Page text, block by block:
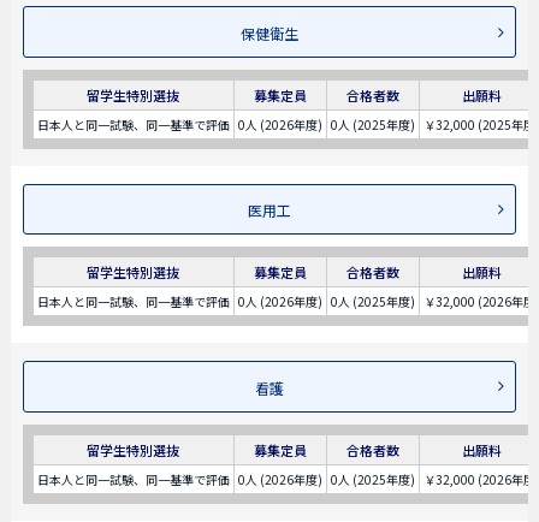
保健衛生
留学生特別選抜 募集定員 合格者数 出願料
日本人と同一試験、同一基準で評価 0人 (2026年度) 0人 (2025年度) ￥32,000 (2025年度)
医用工
留学生特別選抜 募集定員 合格者数 出願料
日本人と同一試験、同一基準で評価 0人 (2026年度) 0人 (2025年度) ￥32,000 (2026年度)
看護
留学生特別選抜 募集定員 合格者数 出願料
日本人と同一試験、同一基準で評価 0人 (2026年度) 0人 (2025年度) ￥32,000 (2026年度)